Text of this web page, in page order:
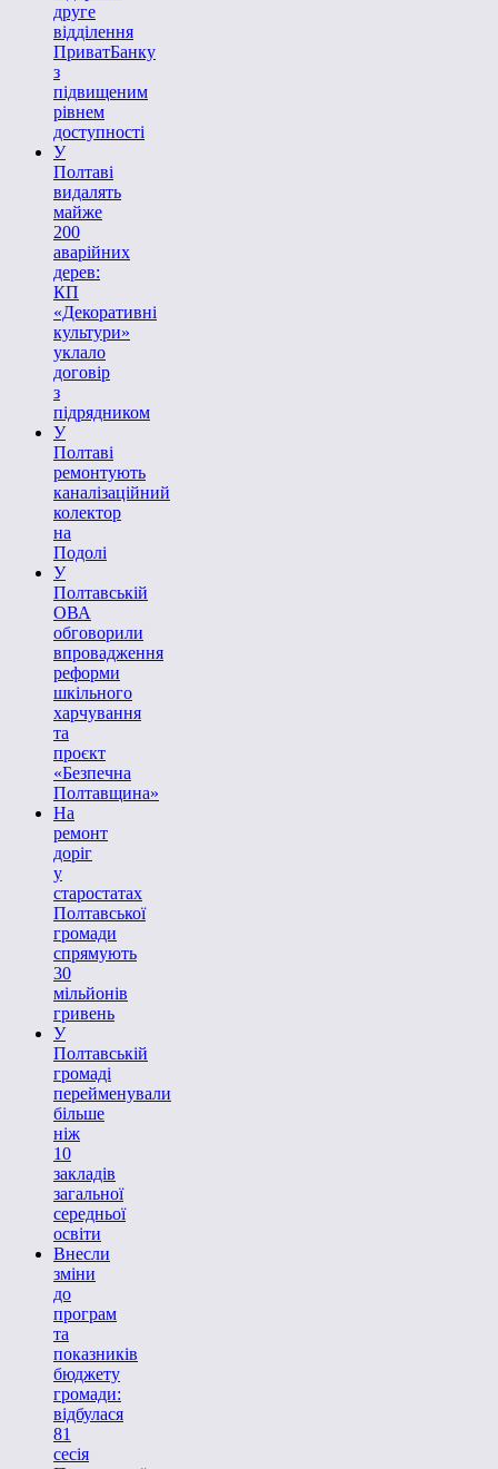
друге
відділення
ПриватБанку
з
підвищеним
рівнем
доступності
У
Полтаві
видалять
майже
200
аварійних
дерев:
КП
«Декоративні
культури»
уклало
договір
з
підрядником
У
Полтаві
ремонтують
каналізаційний
колектор
на
Подолі
У
Полтавській
ОВА
обговорили
впровадження
реформи
шкільного
харчування
та
проєкт
«Безпечна
Полтавщина»
На
ремонт
доріг
у
старостатах
Полтавської
громади
спрямують
30
мільйонів
гривень
У
Полтавській
громаді
перейменували
більше
ніж
10
закладів
загальної
середньої
освіти
Внесли
зміни
до
програм
та
показників
бюджету
громади:
відбулася
81
сесія